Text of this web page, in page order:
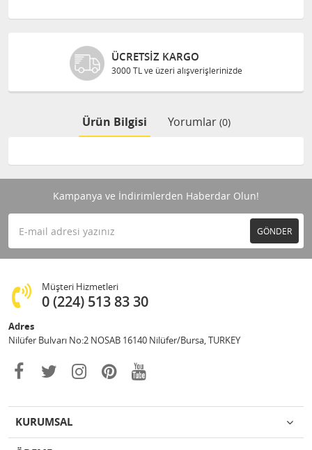
ÜCRETSIZ KARGO
3000 TL ve üzeri alışverişlerinizde
Ürün Bilgisi Yorumlar (0)
Kampanya ve İndirimlerden Haberdar Olun!
GÖNDER
Müşteri Hizmetleri
0 (224) 513 83 30
Adres
Nilüfer Bulvarı No:2 NOSAB 16140 Nilüfer/Bursa, TURKEY
KURUMSAL